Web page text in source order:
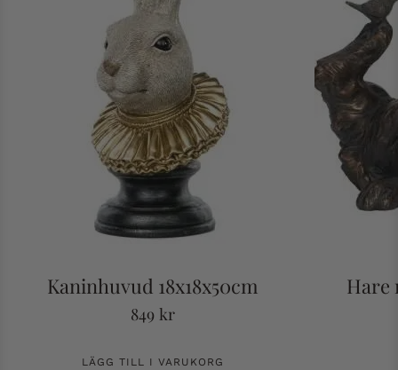
Kaninhuvud 18x18x50cm
849 kr
LÄGG TILL I VARUKORG
Hare